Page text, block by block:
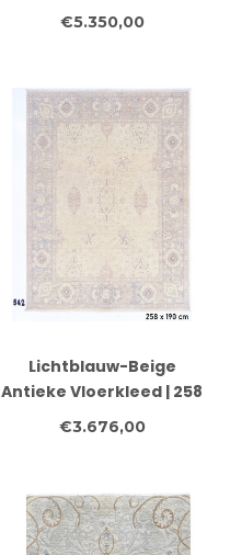
– 295 x 242 cm – Wol
€5.350,00
Lichtblauw-Beige
Antieke Vloerkleed | 258
x 190 cm
€3.676,00